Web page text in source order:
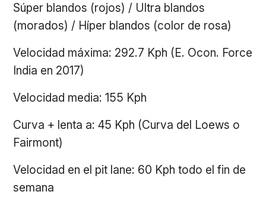
Súper blandos (rojos) / Ultra blandos
(morados) / Híper blandos (color de rosa)
Velocidad máxima: 292.7 Kph (E. Ocon. Force
India en 2017)
Velocidad media: 155 Kph
Curva + lenta a: 45 Kph (Curva del Loews o
Fairmont)
Velocidad en el pit lane: 60 Kph todo el fin de
semana